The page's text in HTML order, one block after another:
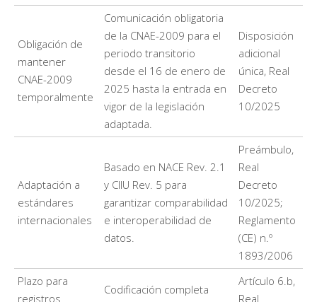
Obligación de
mantener
CNAE-2009
temporalmente
Comunicación obligatoria
de la CNAE-2009 para el
periodo transitorio
desde el 16 de enero de
2025 hasta la entrada en
vigor de la legislación
adaptada.
Disposición
adicional
única, Real
Decreto
10/2025
Adaptación a
estándares
internacionales
Basado en NACE Rev. 2.1
y CIIU Rev. 5 para
garantizar comparabilidad
e interoperabilidad de
datos.
Preámbulo,
Real
Decreto
10/2025;
Reglamento
(CE) n.º
1893/2006
Plazo para
registros
Codificación completa
Artículo 6.b,
Real